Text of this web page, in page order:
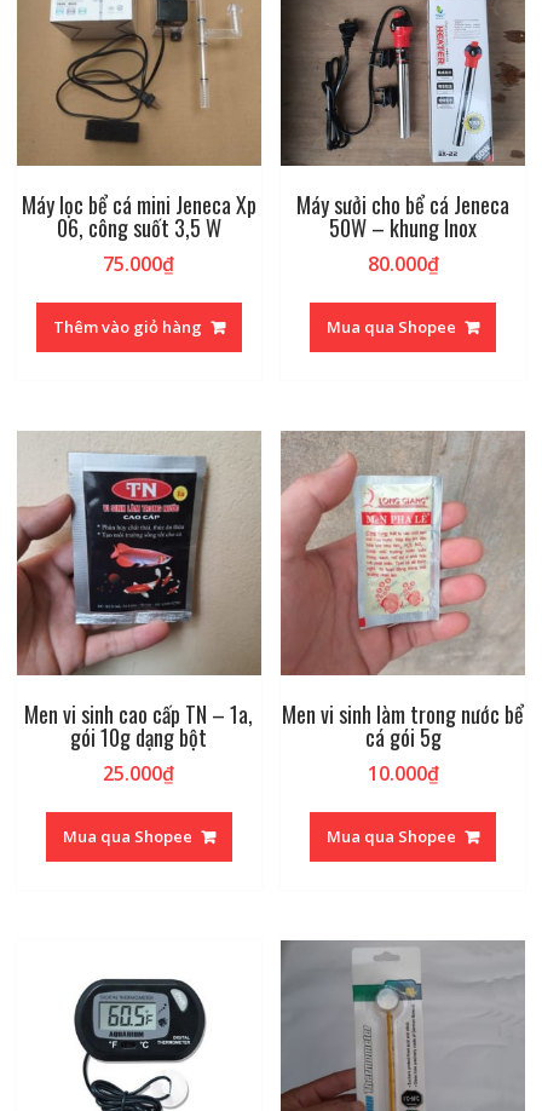
Máy lọc bể cá mini Jeneca Xp
06, công suốt 3,5 W
75.000₫
Thêm vào giỏ hàng
Máy sưởi cho bể cá Jeneca
50W – khung Inox
80.000₫
Mua qua Shopee
Men vi sinh cao cấp TN – 1a,
gói 10g dạng bột
25.000₫
Mua qua Shopee
Men vi sinh làm trong nước bể
cá gói 5g
10.000₫
Mua qua Shopee